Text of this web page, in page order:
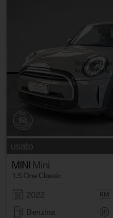
usato
MINI
Mini
1.5 One Classic
2022
Benzina